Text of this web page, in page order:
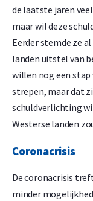
de laatste jaren
maar wil deze
Eerder stemde ze
landen uitstel van
willen nog een stap
strepen, maar dat
schuldverlichting
Westerse landen
Coronacrisis
De coronacrisis
minder